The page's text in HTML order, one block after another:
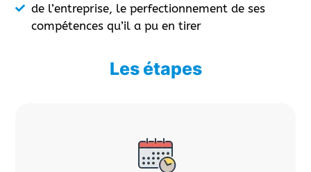
de l’entreprise, le perfectionnement de ses
compétences qu’il a pu en tirer
Les étapes